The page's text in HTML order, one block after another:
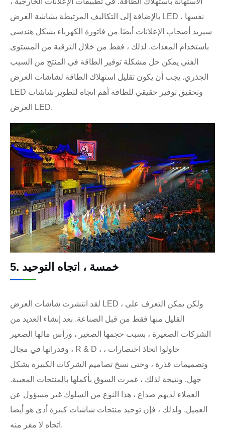
بالإضافة إلى التكاليف المرتبطة بشاشة العرض LED نفسها ،
سيزيد أصحاب الإعلانات أيضًا من فاتورة الكهرباء بشكل هندسي
باستخدام المعدات. لذلك ، فقط من خلال الترقية من المستوى
الفني يمكن حل مشكلة توفير الطاقة في المنتج من السبب
الجذري. يجب أن يكون تقليل استهلاك الطاقة لشاشات العرض
LED وتحقيق توفير حقيقي للطاقة أهم اتجاه لتطوير شاشات
العرض LED.
5. خمسة ، اتجاه التوحيد
لقد انتشرت شاشات العرض LED ، ولكن يمكن التعرف على
القليل منها فقط من قبل الصناعة. بعد إنشاء العديد من
الشركات الصغيرة ، بسبب حجمها الصغير ، ورأس مالها الصغير
، وقدراتها في مجال R & D ، حاولوا اتخاذ اختصارات ،
وتصميمات قذرة ، وحتى نسخ تصاميم الشركات الكبيرة بشكل
جهل. ونتيجة لذلك ، غمرت السوق بأكملها بالمنتجات المعيبة.
العملاء لديهم صداع ، هذا النوع من السلوك غير مسؤول عن
العميل. ولذلك ، فإن توحيد منتجات شاشات كبيرة أدى هو أيضا
اتجاه لا مفر منه.